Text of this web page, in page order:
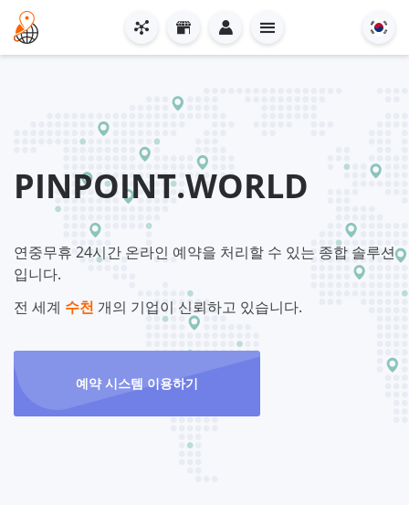
PINPOINT.WORLD
연중무휴 24시간 온라인 예약을 처리할 수 있는 종합 솔루션
입니다.
전 세계 수천 개의 기업이 신뢰하고 있습니다.
예약 시스템 이용하기